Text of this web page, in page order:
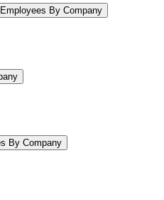
By Company
By Company